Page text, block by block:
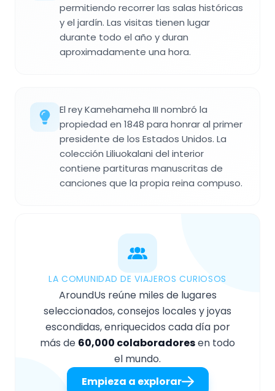
permitiendo recorrer las salas históricas
y el jardín. Las visitas tienen lugar
durante todo el año y duran
aproximadamente una hora.
El rey Kamehameha III nombró la
propiedad en 1848 para honrar al primer
presidente de los Estados Unidos. La
colección Liliuokalani del interior
contiene partituras manuscritas de
canciones que la propia reina compuso.
LA COMUNIDAD DE VIAJEROS CURIOSOS
AroundUs reúne miles de lugares
seleccionados, consejos locales y joyas
escondidas, enriquecidos cada día por
más de 60,000 colaboradoresen todo
el mundo.
Empieza a explorar